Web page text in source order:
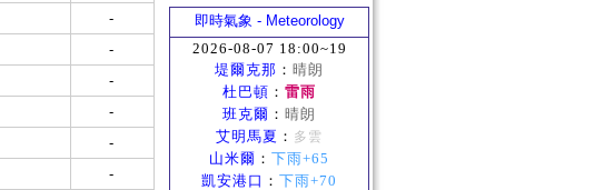
-
-
-
-
-
-
即時氣象 - Meteorology
2026-08-07 18:00~19
堤爾克那 ： 晴朗
杜巴頓 ： 雷雨
班克爾 ： 晴朗
艾明馬夏 ： 多雲
山米爾 ： 下雨+65
凱安港口 ： 下雨+70